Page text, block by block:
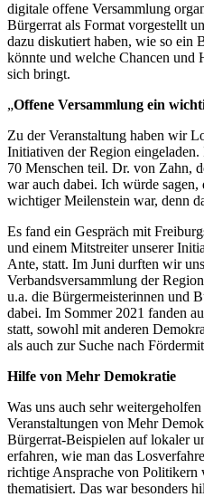
digitale offene Versammlung
Bürgerrat als Format vorgestellt
dazu diskutiert haben, wie so ein
könnte und welche Chancen und
sich bringt.
„Offene Versammlung ein
Zu der Veranstaltung haben wir
Initiativen der Region eingeladen.
70 Menschen teil. Dr. von Zahn,
war auch dabei. Ich würde sagen,
wichtiger Meilenstein war, denn
Es fand ein Gespräch mit
und einem Mitstreiter unserer
Ante, statt. Im Juni durften wir
Verbandsversammlung der
u.a. die Bürgermeisterinnen und
dabei. Im Sommer 2021 fanden
statt, sowohl mit anderen
als auch zur Suche nach
Hilfe von Mehr Demokratie
Was uns auch sehr
Veranstaltungen von Mehr
Bürgerrat-Beispielen auf lokaler
erfahren, wie man das
richtige Ansprache von Politikern
thematisiert. Das war besonders